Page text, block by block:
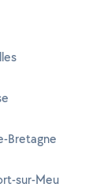
Bretagne
sur-Meu